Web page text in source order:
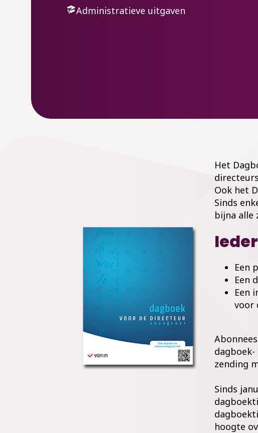
Administratieve uitgaven
Het
Ook het
Sinds
bijna
Een
Een
Een
voor
zending
Sinds
hoogte